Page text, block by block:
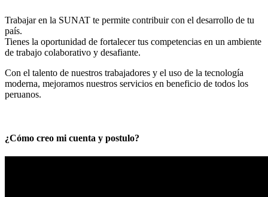
Trabajar en la SUNAT te permite contribuir con el desarrollo de tu
país.
Tienes la oportunidad de fortalecer tus competencias en un ambiente
de trabajo colaborativo y desafiante.
Con el talento de nuestros trabajadores y el uso de la tecnología
moderna, mejoramos nuestros servicios en beneficio de todos los
peruanos.
¿Cómo creo mi cuenta y postulo?